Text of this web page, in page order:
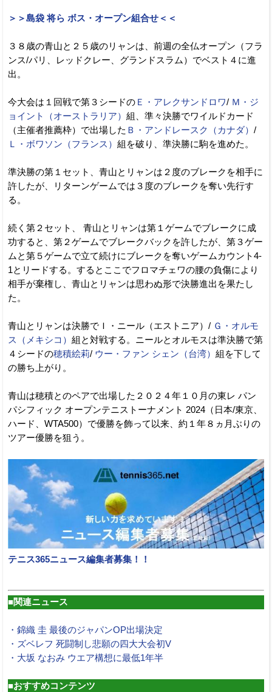
＞＞島袋 将ら ボス・オープン組合せ＜＜
３８歳の青山と２５歳のリャンは、前週の全仏オープン（フラ
ンス/パリ、レッドクレー、グランドスラム）でベスト４に進
出。
今大会は１回戦で第３シードの Ｅ・アレクサンドロワ/ Ｍ・ジ
ョイント（オーストラリア） 組、準々決勝でワイルドカード
（主催者推薦枠）で出場した Ｂ・アンドレースク（カナダ） /
Ｌ・ボワソン（フランス） 組を破り、準決勝に駒を進めた。
準決勝の第１セット、青山とリャンは２度のブレークを相手に
許したが、リターンゲームでは３度のブレークを奪い先行す
る。
続く第２セット、 青山とリャンは第１ゲームでブレークに成
功すると、第２ゲームでブレークバックを許したが、第３ゲー
ムと第５ゲームで立て続けにブレークを奪いゲームカウント4-
1とリードする。するとここでフロマチェワの腰の負傷により
相手が棄権し、青山とリャンは思わぬ形で決勝進出を果たし
た。
青山とリャンは決勝でＩ・ニール（エストニア）/ Ｇ・オルモ
ス（メキシコ） 組と対戦する。ニールとオルモスは準決勝で第
４シードの穂積絵莉/ ウー・ファン シェン（台湾） 組を下して
の勝ち上がり。
青山は穂積とのペアで出場した２０２４年１０月の東レ パン
パシフィック オープンテニストーナメント 2024（日本/東京、
ハード、WTA500）で優勝を飾って以来、約１年８ヵ月ぶりの
ツアー優勝を狙う。
テニス365ニュース編集者募集！！
■関連ニュース
・錦織 圭 最後のジャパンOP出場決定
・ズベレフ 死闘制し悲願の四大大会初V
・大坂 なおみ ウエア構想に最低1年半
■おすすめコンテンツ